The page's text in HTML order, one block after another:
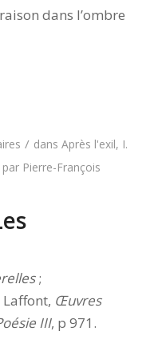
dans l’ombre
/ dans Après l'exil, I.
par Pierre-François
;
Laffont, Œuvres
III, p 971.